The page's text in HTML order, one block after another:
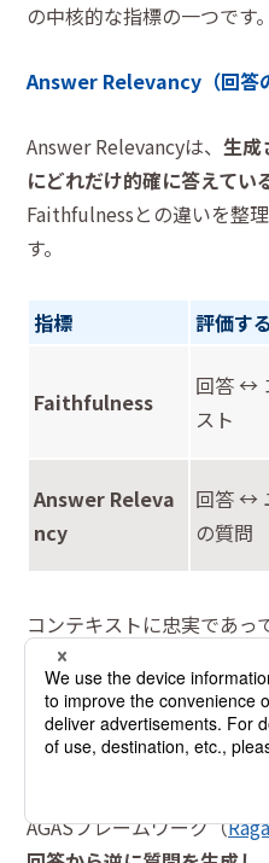
の中核的な指標の一つです。
Answer Relevancy（回答
Answer Relevancyは、 生成
にどれだけ的確に答えてい
Faithfulnessとの違いを整
す。
指標 評価す
Faithfulness
回答 ↔
スト
Answer Releva
ncy
回答 ↔
の質問
コンテキストに忠実であっ
ていなければ意味があり
申請方法」を聞いている
方法」を回答している場
wer Relevancyは低くなり
Answer Relevancyの測定
AGASフレームワーク（